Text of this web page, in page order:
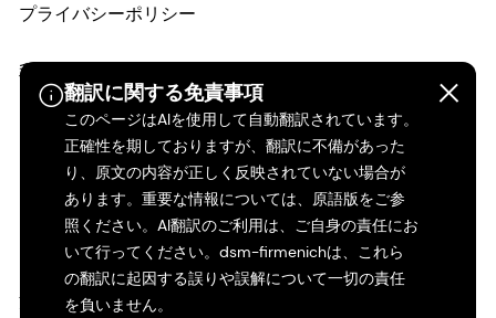
翻訳に関する免責事項
このページはAIを使用して自動翻訳されています。
正確性を期しておりますが、翻訳に不備があった
り、原文の内容が正しく反映されていない場合が
あります。重要な情報については、原語版をご参
照ください。AI翻訳のご利用は、ご自身の責任にお
いて行ってください。dsm-firmenichは、これら
の翻訳に起因する誤りや誤解について一切の責任
を負いません。
プライバシーポリシー
利用規約
ご利用条件
カリフォルニアの透明性
アクセシビリティ・ステートメント
法的情報